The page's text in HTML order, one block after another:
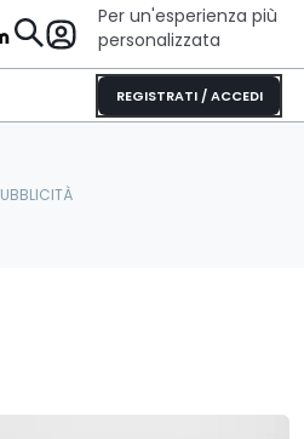
Per un'esperienza più
personalizzata
REGISTRATI / ACCEDI